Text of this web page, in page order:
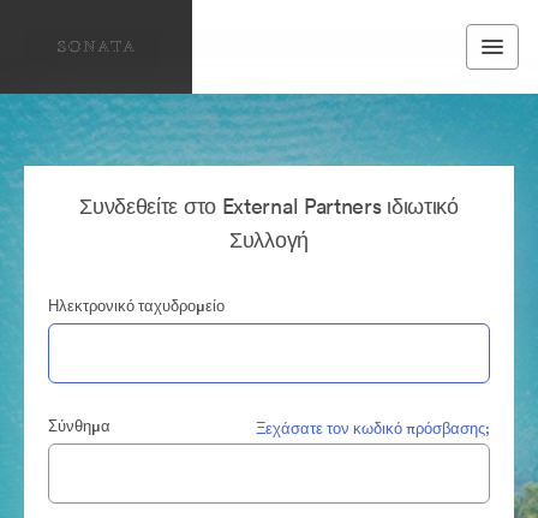
Συνδεθείτε στο External Partners ιδιωτικό
Συλλογή
Ηλεκτρονικό ταχυδρομείο
Σύνθημα Ξεχάσατε τον κωδικό πρόσβασης;